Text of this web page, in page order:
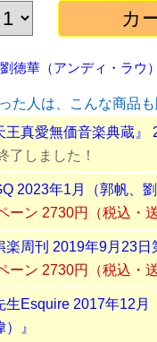
劉徳華（アンディ・ラウ
た人は、こんな商品も
王真愛無価音楽典蔵』
了しました！
2023年1月（郭帆、
ーン 2730円（税込・
楽周刊 2019年9月23日
ーン 2730円（税込・
生Esquire 2017年12
』